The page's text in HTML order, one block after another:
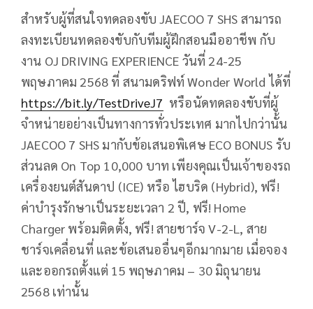
สำหรับผู้ที่สนใจทดลองขับ JAECOO 7 SHS สามารถ
ลงทะเบียนทดลองขับกับทีมผู้ฝึกสอนมืออาชีพ กับ
งาน OJ DRIVING EXPERIENCE วันที่ 24-25
พฤษภาคม 2568 ที่ สนามดริฟท์ Wonder World ได้ที่
https://bit.ly/TestDriveJ7 หรือนัดทดลองขับที่ผู้
จำหน่ายอย่างเป็นทางการทั่วประเทศ มากไปกว่านั้น
JAECOO 7 SHS มากับข้อเสนอพิเศษ ECO BONUS รับ
ส่วนลด On Top 10,000 บาท เพียงคุณเป็นเจ้าของรถ
เครื่องยนต์สันดาป (ICE) หรือ ไฮบริด (Hybrid), ฟรี!
ค่าบำรุงรักษาเป็นระยะเวลา 2 ปี, ฟรี! Home
Charger พร้อมติดตั้ง, ฟรี! สายชาร์จ V-2-L, สาย
ชาร์จเคลื่อนที่ และข้อเสนออื่นๆอีกมากมาย เมื่อจอง
และออกรถตั้งแต่ 15 พฤษภาคม – 30 มิถุนายน
2568 เท่านั้น